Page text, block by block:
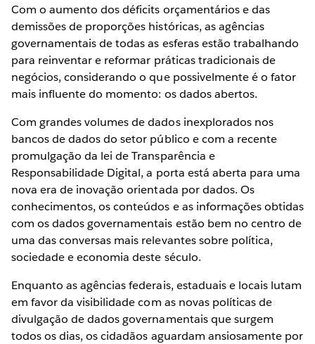
Com o aumento dos déficits orçamentários e das
demissões de proporções históricas, as agências
governamentais de todas as esferas estão trabalhando
para reinventar e reformar práticas tradicionais de
negócios, considerando o que possivelmente é o fator
mais influente do momento: os dados abertos.
Com grandes volumes de dados inexplorados nos
bancos de dados do setor público e com a recente
promulgação da lei de Transparência e
Responsabilidade Digital, a porta está aberta para uma
nova era de inovação orientada por dados. Os
conhecimentos, os conteúdos e as informações obtidas
com os dados governamentais estão bem no centro de
uma das conversas mais relevantes sobre política,
sociedade e economia deste século.
Enquanto as agências federais, estaduais e locais lutam
em favor da visibilidade com as novas políticas de
divulgação de dados governamentais que surgem
todos os dias, os cidadãos aguardam ansiosamente por